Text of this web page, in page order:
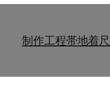
制作工程帯地着尺